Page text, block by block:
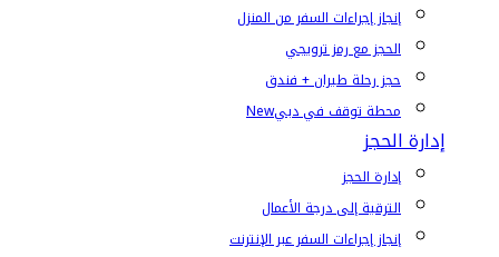
إنجاز إجراءات السفر من المنزل
الحجز مع رمز ترويجي
حجز رحلة طيران + فندق
محطة توقف في دبيNew
إدارة الحجز
إدارة الحجز
الترقية إلى درجة الأعمال
إنجاز إجراءات السفر عبر الإنترنت